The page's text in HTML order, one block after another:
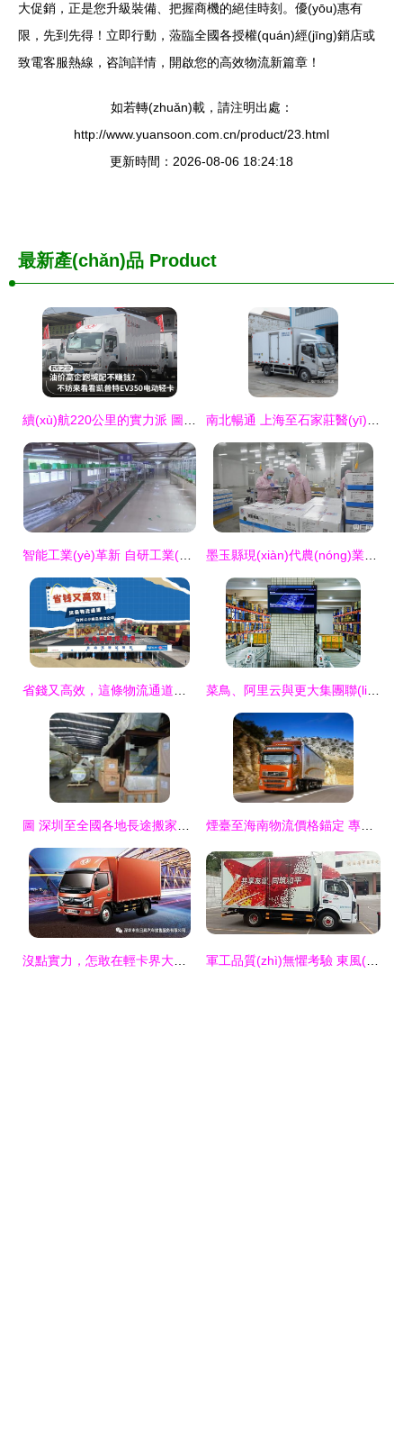
大促銷，正是您升級裝備、把握商機的絕佳時刻。優(yōu)惠有
限，先到先得！立即行動，蒞臨全國各授權(quán)經(jīng)銷店或
致電客服熱線，咨詢詳情，開啟您的高效物流新篇章！
如若轉(zhuǎn)載，請注明出處：
http://www.yuansoon.com.cn/product/23.html
更新時間：2026-08-06 18:24:18
最新產(chǎn)品 Product